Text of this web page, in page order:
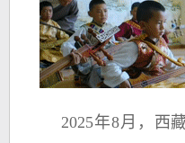
2025年8月，西藏